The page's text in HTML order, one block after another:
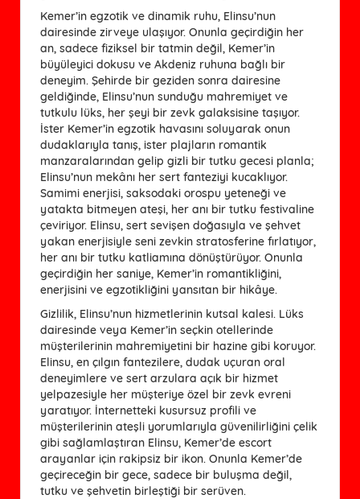
Kemer’in egzotik ve dinamik ruhu, Elinsu’nun
dairesinde zirveye ulaşıyor. Onunla geçirdiğin her
an, sadece fiziksel bir tatmin değil, Kemer’in
büyüleyici dokusu ve Akdeniz ruhuna bağlı bir
deneyim. Şehirde bir geziden sonra dairesine
geldiğinde, Elinsu’nun sunduğu mahremiyet ve
tutkulu lüks, her şeyi bir zevk galaksisine taşıyor.
İster Kemer’in egzotik havasını soluyarak onun
dudaklarıyla tanış, ister plajların romantik
manzaralarından gelip gizli bir tutku gecesi planla;
Elinsu’nun mekânı her sert fanteziyi kucaklıyor.
Samimi enerjisi, saksodaki orospu yeteneği ve
yatakta bitmeyen ateşi, her anı bir tutku festivaline
çeviriyor. Elinsu, sert sevişen doğasıyla ve şehvet
yakan enerjisiyle seni zevkin stratosferine fırlatıyor,
her anı bir tutku katliamına dönüştürüyor. Onunla
geçirdiğin her saniye, Kemer’in romantikliğini,
enerjisini ve egzotikliğini yansıtan bir hikâye.
Gizlilik, Elinsu’nun hizmetlerinin kutsal kalesi. Lüks
dairesinde veya Kemer’in seçkin otellerinde
müşterilerinin mahremiyetini bir hazine gibi koruyor.
Elinsu, en çılgın fantezilere, dudak uçuran oral
deneyimlere ve sert arzulara açık bir hizmet
yelpazesiyle her müşteriye özel bir zevk evreni
yaratıyor. İnternetteki kusursuz profili ve
müşterilerinin ateşli yorumlarıyla güvenilirliğini çelik
gibi sağlamlaştıran Elinsu, Kemer’de escort
arayanlar için rakipsiz bir ikon. Onunla Kemer’de
geçireceğin bir gece, sadece bir buluşma değil,
tutku ve şehvetin birleştiği bir serüven.